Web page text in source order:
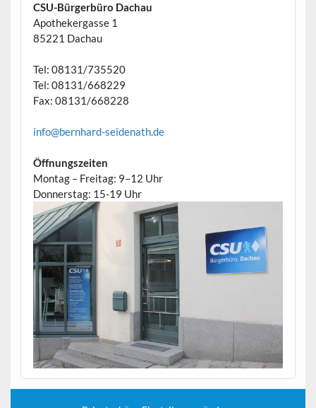
CSU-Bürgerbüro Dachau
Apothekergasse 1
85221 Dachau
Tel: 08131/735520
Tel: 08131/668229
Fax: 08131/668228
info@bernhard-seidenath.de
Öffnungszeiten
Montag – Freitag: 9–12 Uhr
Donnerstag: 15-19 Uhr